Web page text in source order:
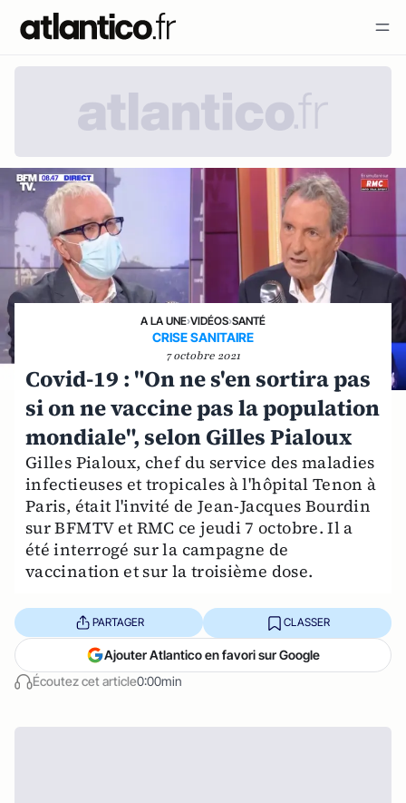
A LA UNE›VIDÉOS›SANTÉ
CRISE SANITAIRE
7 octobre 2021
Covid-19 : "On ne s'en sortira pas
si on ne vaccine pas la population
mondiale", selon Gilles Pialoux
Gilles Pialoux, chef du service des maladies
infectieuses et tropicales à l'hôpital Tenon à
Paris, était l'invité de Jean-Jacques Bourdin
sur BFMTV et RMC ce jeudi 7 octobre. Il a
été interrogé sur la campagne de
vaccination et sur la troisième dose.
Écoutez cet article0:00min
PARTAGER CLASSER
Ajouter Atlantico en favori sur Google